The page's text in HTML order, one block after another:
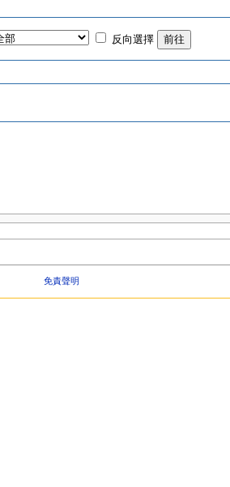
反向選擇
免責聲明